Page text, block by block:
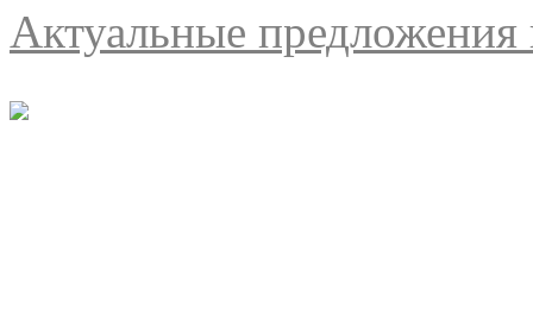
Актуальные предложения